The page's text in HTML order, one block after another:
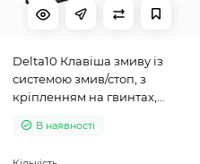
Delta10 Клавіша змиву із
системою змив/стоп, з
кріпленням на гвинтах,
115.108.00.1
В наявності